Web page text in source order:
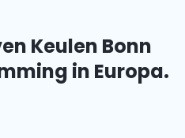
Keulen Bonn
in Europa.